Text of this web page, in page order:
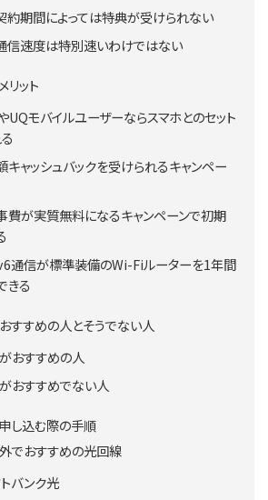
約期間によっては特典が受けられない
信速度は特別速いわけではない
ット
UQモバイルユーザーならスマホとのセット
キャッシュバックを受けられるキャンペー
費が実質無料になるキャンペーンで初期
通信が標準装備のWi-Fiルーターを1年間
きる
すすめの人とそうでない人
おすすめの人
おすすめでない人
し込む際の手順
でおすすめの光回線
バンク光